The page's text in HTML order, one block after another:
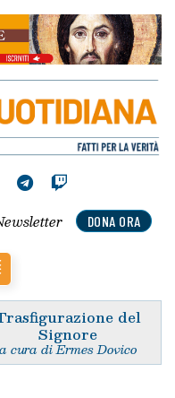
DONA ORA
del
Signore
a cura di Ermes Dovico